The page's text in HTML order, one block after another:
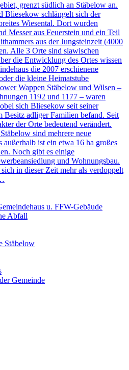
grenzt südlich an Stäbelow an.
Bliesekow schlängelt sich der
Wiesental. Dort wurden
Messer aus Feuerstein und ein Teil
aus der Jungsteinzeit (4000
Alle 3 Orte sind slawischen
die Entwicklung des Ortes wissen
die 2007 erschienene
die kleine Heimatstube
Wappen Stäbelow und Wilsen –
1192 und 1177 – waren
sich Bliesekow seit seiner
Besitz adliger Familien befand. Seit
der Orte bedeutend verändert.
sind mehrere neue
außerhalb ist ein etwa 16 ha großes
Noch gibt es einige
und Wohnungsbau.
in dieser Zeit mehr als verdoppelt
u. FFW-Gebäude
Abfall
Stäbelow
Gemeinde